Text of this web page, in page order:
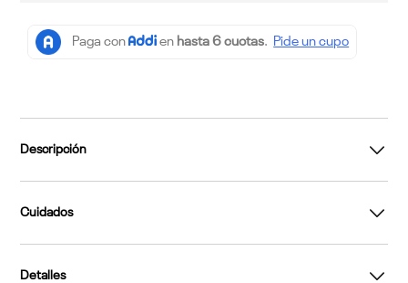
Descripción
Cuidados
Detalles